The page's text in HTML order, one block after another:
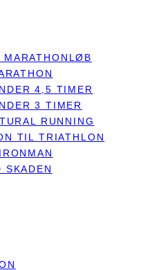
4,5 TIMER
3 TIMER
RUNNING
TIL TRIATHLON
SKADEN